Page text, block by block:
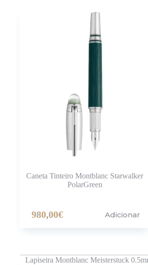
Caneta Tinteiro Montblanc Starwalker
PolarGreen
980,00€ Adicionar